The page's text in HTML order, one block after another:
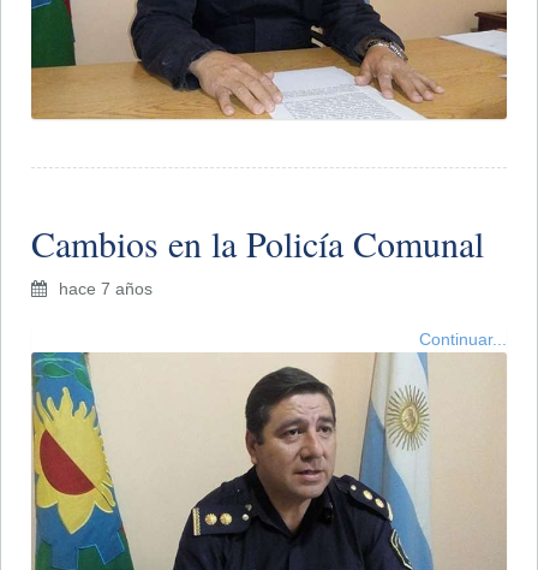
Cambios en la Policía Comunal
hace 7 años
Continuar...